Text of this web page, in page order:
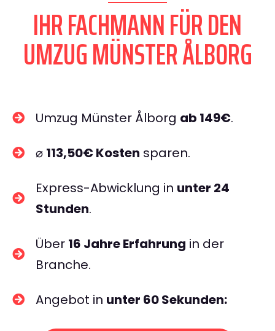
IHR FACHMANN FÜR DEN
UMZUG MÜNSTER ÅLBORG
Umzug Münster Ålborg ab 149€.
⌀ 113,50€ Kosten sparen.
Express-Abwicklung in unter 24
Stunden.
Über 16 Jahre Erfahrung in der
Branche.
Angebot in unter 60 Sekunden: